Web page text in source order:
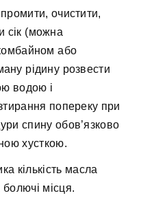
очистити,
сік (можна
або
рідину розвести
водою і
попереку при
спину обов’язково
хусткою.
кількість масла
місця.